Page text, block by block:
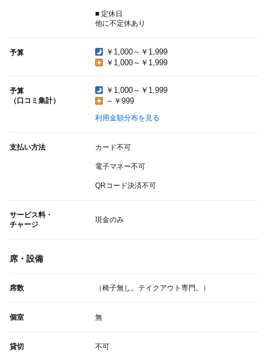
■ 定休日
他に不定休あり
予算
￥1,000～￥1,999
￥1,000～￥1,999
予算
（口コミ集計）
￥1,000～￥1,999
～￥999
利用金額分布を見る
支払い方法 カード不可
電子マネー不可
QRコード決済不可
サービス料・
チャージ
現金のみ
席・設備
席数 （椅子無し。テイクアウト専門。）
個室 無
貸切 不可